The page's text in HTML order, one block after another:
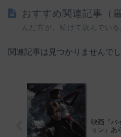
おすすめ関連記事（
んだ方が、続けて読んでいる
関連記事は見つかりませんでし
映画『バ
ョン』あ